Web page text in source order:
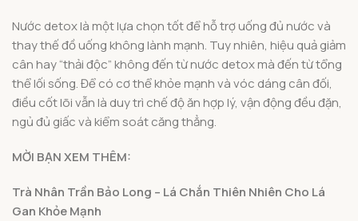
Nước detox là một lựa chọn tốt để hỗ trợ uống đủ nước và
thay thế đồ uống không lành mạnh. Tuy nhiên, hiệu quả giảm
cân hay “thải độc” không đến từ nước detox mà đến từ tổng
thể lối sống. Để có cơ thể khỏe mạnh và vóc dáng cân đối,
điều cốt lõi vẫn là duy trì chế độ ăn hợp lý, vận động đều đặn,
ngủ đủ giấc và kiểm soát căng thẳng.
MỜI BẠN XEM THÊM:
Trà Nhân Trần Bảo Long – Lá Chắn Thiên Nhiên Cho Lá
Gan Khỏe Mạnh